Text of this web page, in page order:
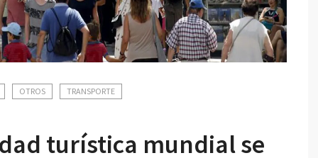
OTROS TRANSPORTE
turística mundial se